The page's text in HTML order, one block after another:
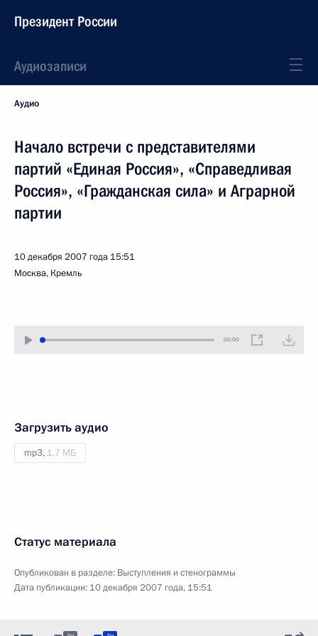
Президент России
Аудиозаписи
Аудио
Начало встречи с представителями
партий «Единая Россия», «Справедливая
Россия», «Гражданская сила» и Аграрной
партии
10 декабря 2007 года 15:51
Москва, Кремль
00:00
Загрузить аудио
mp3, 1.7 МБ
Статус материала
Опубликован в разделе: Выступления и стенограммы
Дата публикации: 10 декабря 2007 года, 15:51